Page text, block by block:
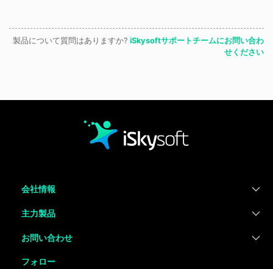
製品について質問はありますか? iSkysoftサポートチームにお問い合わ
せください
会社情報
主力製品
お問い合わせ
フォロー